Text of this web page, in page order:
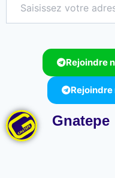
Rejoindre
Rejoindre
Gnatepe